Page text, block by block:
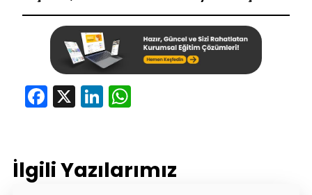
Facebook
X LinkedIn
İlgili Yazılarımız